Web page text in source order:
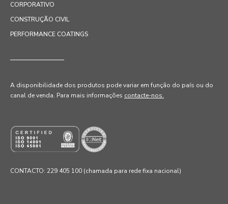
CORPORATIVO
CONSTRUÇÃO CIVIL
PERFORMANCE COATINGS
A disponibilidade dos produtos pode variar em função do país ou do
canal de venda. Para mais informações contacte-nos.
CONTACTO: 229 405 100 (chamada para rede fixa nacional)